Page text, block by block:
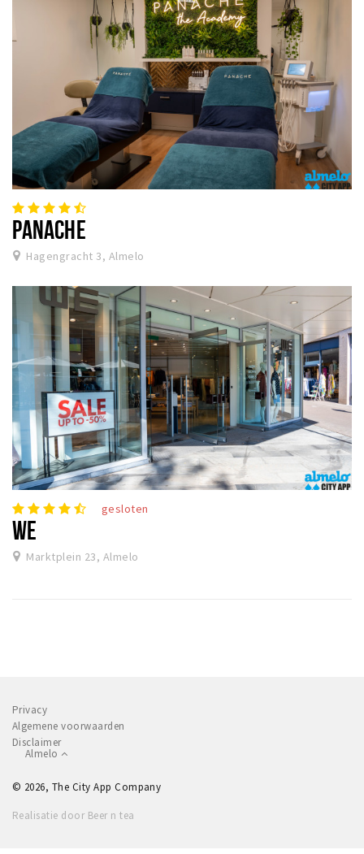
PANACHE
Hagengracht 3, Almelo
gesloten
WE
Marktplein 23, Almelo
Privacy
Algemene voorwaarden
Disclaimer
Almelo
© 2026, The City App Company
Realisatie door Beer n tea